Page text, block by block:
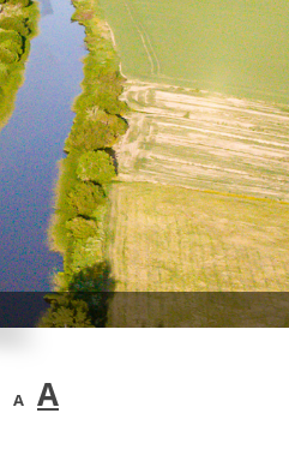
A A